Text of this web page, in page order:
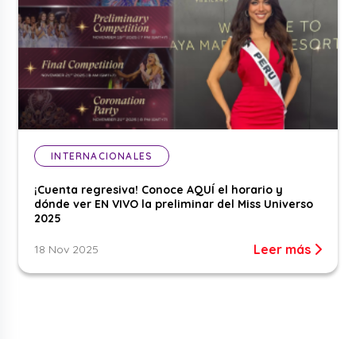
INTERNACIONALES
¡Cuenta regresiva! Conoce AQUÍ el horario y
dónde ver EN VIVO la preliminar del Miss Universo
2025
18 Nov 2025 Leer más